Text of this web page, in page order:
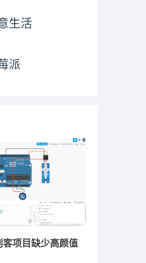
生活
派
客项目缺少高颜值